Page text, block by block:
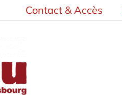
Contact & Accès